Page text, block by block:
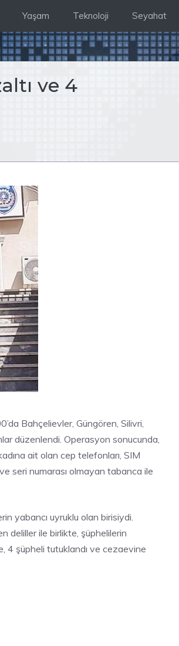
Yaşam Teknoloji Seyahat
ve 4
Bahçelievler, Güngören, Silivri,
düzenlendi. Operasyon sonucunda,
ait olan cep telefonları, SIM
seri numarası olmayan tabanca ile
yabancı uyruklu olan birisiydi.
deliller ile birlikte, şüphelilerin
4 şüpheli tutuklandı ve cezaevine